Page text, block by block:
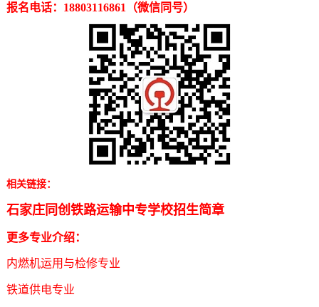
报名电话： 18803116861 （微信同号）
相关链接：
石家庄同创铁路运输中专学校招生简章
更多专业介绍：
内燃机运用与检修专业
铁道供电专业